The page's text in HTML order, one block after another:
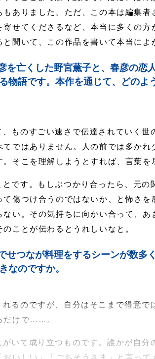
ありました。ただ、この本は編集者
せてくださるなど、本当に多くの方
聞いて、この作品を書いて本当によ
を亡くした野宮薫子と、春彦の恋
物語です。本作を通じて、どのよ
ものすごい速さで伝達されていく世
ではありません。人の前では多かれ
そこを理解しようとすれば、言葉を
です。もしぶつかり合ったら、元の
傷つけ合うのではないか、と怖さ
い。その気持ちに向かい合って、あ
ことが伝わるとうれしいなと。
せつなが料理をするシーンが数多
なのですか。
るのですが、自分はそこまで得意で
だけで……。
いて成り立つものです。誰かが自分
いしい」「ごちそうさま」と言って